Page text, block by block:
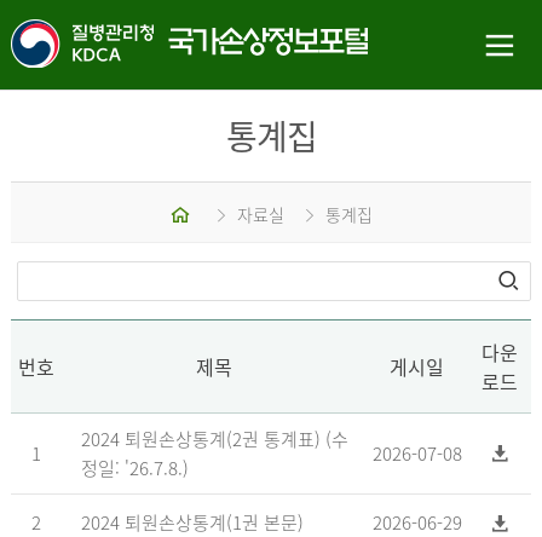
통계집
홈 자료실 통계집
번호 제목 게시일
다운
로드
1
2024 퇴원손상통계(2권 통계표) (수
정일: '26.7.8.)
2026-07-08
2 2024 퇴원손상통계(1권 본문) 2026-06-29